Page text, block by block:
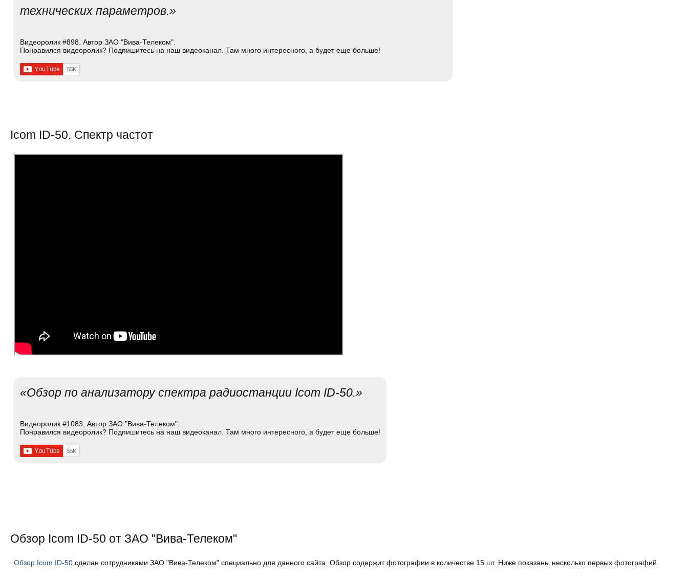
технических параметров.»
Видеоролик #898. Автор ЗАО "Вива-Телеком".
Понравился видеоролик? Подпишитесь на наш видеоканал. Там много интересного, а будет еще больше!
Icom ID-50. Спектр частот
«Обзор по анализатору спектра радиостанции Icom ID-50.»
Видеоролик #1083. Автор ЗАО "Вива-Телеком".
Понравился видеоролик? Подпишитесь на наш видеоканал. Там много интересного, а будет еще больше!
Обзор Icom ID-50 от ЗАО "Вива-Телеком"
Обзор Icom ID-50сделан сотрудниками ЗАО "Вива-Телеком" специально для данного сайта. Обзор содержит фотографии в количестве 15 шт. Ниже показаны несколько первых фотографий.